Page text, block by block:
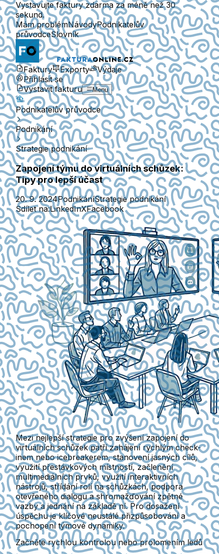
Vystavujte faktury zdarma za méně než 30
sekund.
Mám problémNávodyPodnikatelův
průvodceSlovník
Faktury Exporty
Výdaje
Přihlásit se
Vystavit fakturu
Menu
Podnikatelův průvodce
Podnikání
Strategie podnikání
Zapojení týmu do virtuálních schůzek:
Tipy pro lepší účast
20. 9. 2024PodnikáníStrategie podnikání
Sdílet na:LinkedInXFacebook
Mezi nejlepší strategie pro zvýšení zapojení do
virtuálních schůzek patří zahájení rychlým check-
inem nebo icebreakerem, stanovení jasných cílů,
využití přestávkových místností, začlenění
multimediálních prvků, využití interaktivních
nástrojů, střídání rolí na schůzkách, podpora
otevřeného dialogu a shromažďování zpětné
vazby a jednání na základě ní. Pro dosažení
úspěchu je klíčové neustálé přizpůsobování a
pochopení týmové dynamiky.
Začněte rychlou kontrolou nebo prolomením ledů